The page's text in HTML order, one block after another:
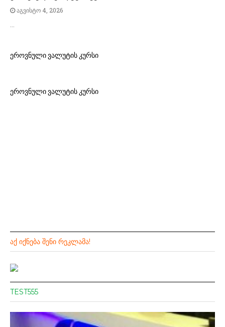
აგვისტო 4, 2026
…
ეროვნული ვალუტის კურსი
ეროვნული ვალუტის კურსი
ᲐᲥ ᲘᲥᲜᲔᲑᲐ ᲨᲔᲜᲘ ᲠᲔᲙᲚᲐᲛᲐ!
TEST555